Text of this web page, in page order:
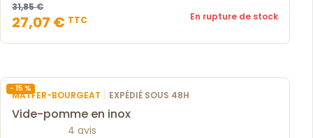
31,85 €
27,07 € TTC En rupture de stock
- 15 %
MATFER-BOURGEAT | EXPÉDIÉ SOUS 48H
Vide-pomme en inox
4 avis